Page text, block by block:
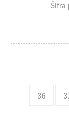
Šifra
36